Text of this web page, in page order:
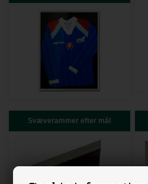
Svæverammer efter mål